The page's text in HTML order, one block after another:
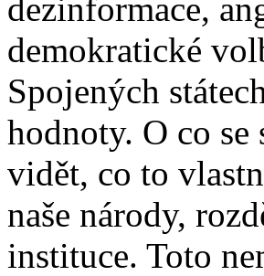
dezinformace,
demokratické
Spojených
hodnoty. O co
vidět, co to
naše národy,
instituce. Toto